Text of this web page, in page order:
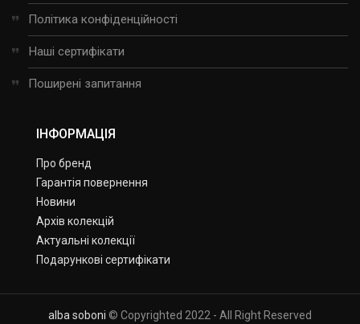
Політика конфіденційності
Наші сертифікати
Поширені запитання
ІНФОРМАЦІЯ
Про бренд
Гарантія повернення
Новини
Архів колекцій
Актуальні колекції
Подарункові сертифікати
alba soboni © Copyrighted 2022 - All Right Reserved